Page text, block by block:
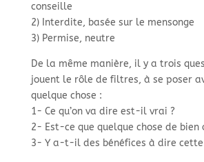
conseille
2) Interdite, basée sur le mensonge
3) Permise, neutre
De la même manière, il y a trois
jouent le rôle de filtres, à se poser
quelque chose :
1- Ce qu’on va dire est-il vrai ?
2- Est-ce que quelque chose de bien
3- Y a-t-il des bénéfices à dire cette